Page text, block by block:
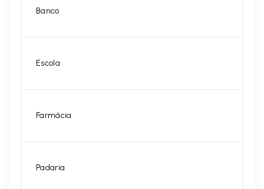
Banco
Escola
Farmácia
Padaria